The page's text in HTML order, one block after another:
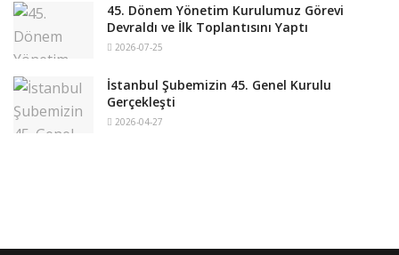
45. Dönem Yönetim Kurulumuz Görevi
Devraldı ve İlk Toplantısını Yaptı
2026-07-25
İstanbul Şubemizin 45. Genel Kurulu
Gerçekleşti
2026-04-27